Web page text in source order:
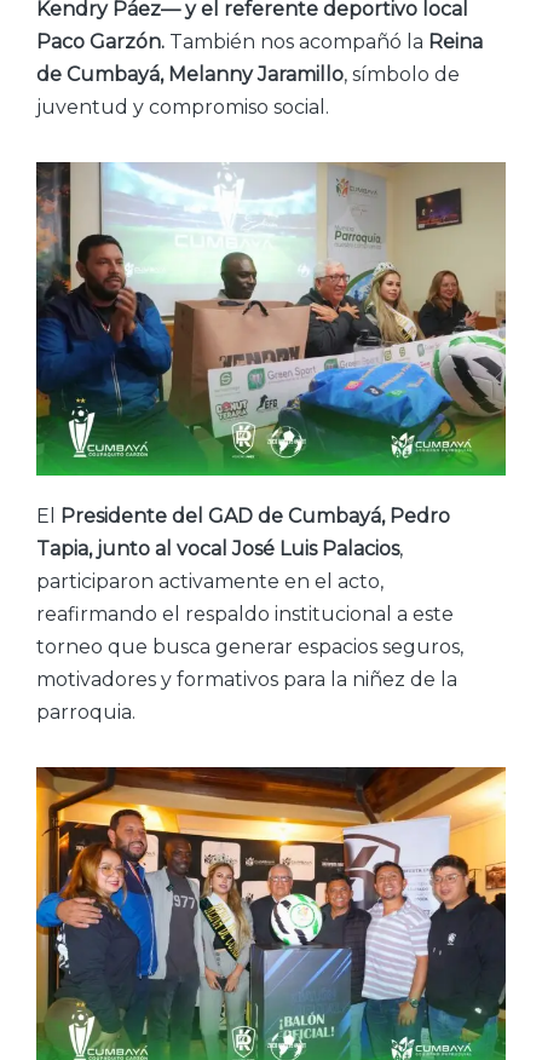
Kendry Páez— y el referente deportivo local
Paco Garzón. También nos acompañó la Reina
de Cumbayá, Melanny Jaramillo, símbolo de
juventud y compromiso social.
El
Presidente del GAD de Cumbayá, Pedro
Tapia, junto al vocal José Luis Palacios,
participaron activamente en el acto,
reafirmando el respaldo institucional a este
torneo que busca generar espacios seguros,
motivadores y formativos para la niñez de la
parroquia.